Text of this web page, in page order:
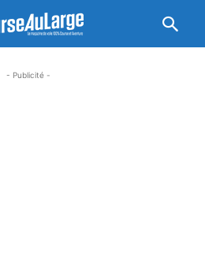
- Publicité -